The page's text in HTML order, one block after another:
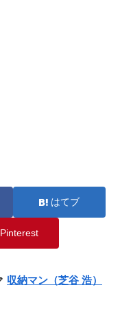
はてブ
Pinterest
収納マン（芝谷 浩）